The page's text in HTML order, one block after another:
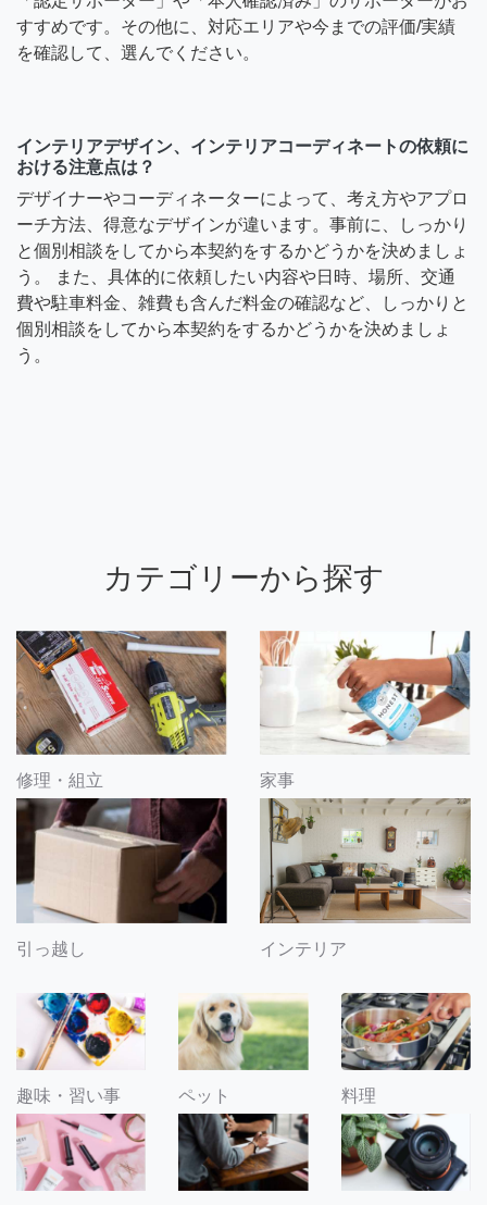
すすめです。その他に、対応エリアや今までの評価/実績
を確認して、選んでください。
インテリアデザイン、インテリアコーディネートの依頼に
おける注意点は？
デザイナーやコーディネーターによって、考え方やアプロ
ーチ方法、得意なデザインが違います。事前に、しっかり
と個別相談をしてから本契約をするかどうかを決めましょ
う。 また、具体的に依頼したい内容や日時、場所、交通
費や駐車料金、雑費も含んだ料金の確認など、しっかりと
個別相談をしてから本契約をするかどうかを決めましょ
う。
カテゴリーから探す
修理・組立 家事
引っ越し インテリア
趣味・習い事 ペット 料理